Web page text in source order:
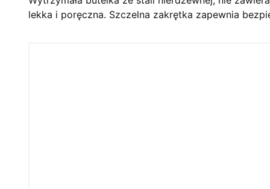
lekka i poręczna. Szczelna zakrętka zapewnia